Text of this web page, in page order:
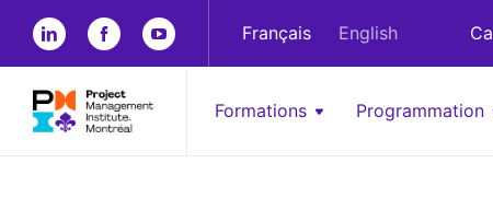
Français English
Formations Programmation